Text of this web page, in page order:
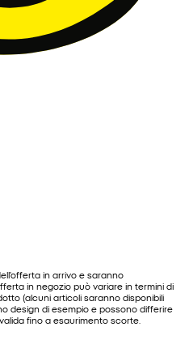
in arrivo e saranno
in negozio può variare in termini di
(alcuni articoli saranno disponibili
design di esempio e possono differire
fino a esaurimento scorte.